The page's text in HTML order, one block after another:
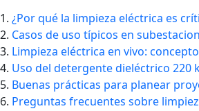
¿Por qué la limpieza eléctrica es
Casos de uso típicos en
Limpieza eléctrica en vivo:
Uso del detergente dieléctrico 220
Buenas prácticas para planear
Preguntas frecuentes sobre